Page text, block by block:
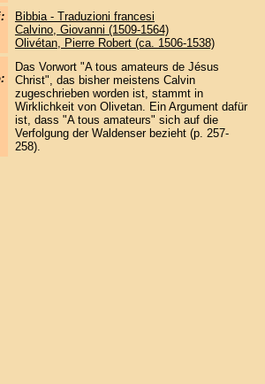
Bibbia - Traduzioni francesi
Calvino, Giovanni (1509-1564)
Olivétan, Pierre Robert (ca. 1506-1538)
Das Vorwort "A tous amateurs de Jésus
Christ", das bisher meistens Calvin
zugeschrieben worden ist, stammt in
Wirklichkeit von Olivetan. Ein Argument dafür
ist, dass "A tous amateurs" sich auf die
Verfolgung der Waldenser bezieht (p. 257-
258).